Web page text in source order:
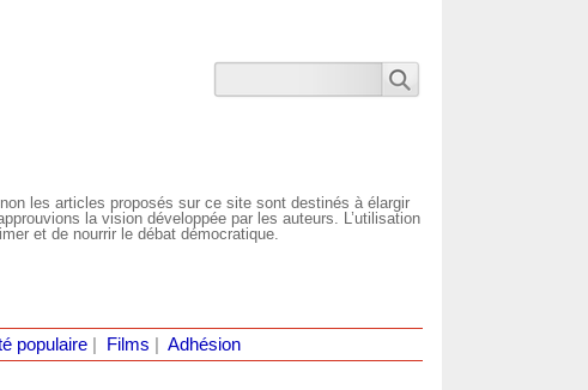
les articles proposés sur ce site sont destinés à élargir
la vision développée par les auteurs. L’utilisation
et de nourrir le débat démocratique.
populaire| Films Adhésion